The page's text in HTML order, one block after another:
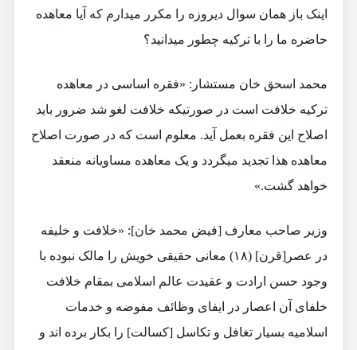
اینک باز همان سوال دیروزه را مکرر میدارم که آیا معاهده
حاضره ما را با ترکیه چطور میدانید؟
محمد اسحق خان مستشار: «فقره اساسی در معاهده
ترکیه خلافت است در صورتیکه خلافت لغو شد ضرور باید
اصلاح این فقره بعمل آید. معلوم است که در صورت اصلاح
معاهده هذا تجدید میگردد و یک معاهده مساویانه منعقد
خواهد گشت.»
وزیر صاحب معارف [فیض محمد خان]: «خلافت و خلیفه
در عصر[قرن] (۱۸) معانی حقیقی خویش را مالک نبوده با
وجود حسن ارادت و عقیدت عالم اسلامی بمقام خلافت
خلفای آن اعصار در ایفای وظائف مفوضه و خدمات
اسلامیه بسیار تغافل و تکاسل [کسالت] را بکار برده اند و